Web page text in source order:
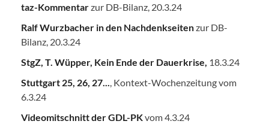
taz-Kommentarzur DB-Bilanz, 20.3.24
Ralf Wurzbacher in den Nachdenkseitenzur DB-
Bilanz, 20.3.24
StgZ, T. Wüpper, Kein Ende der Dauerkrise, 18.3.24
Stuttgart 25, 26, 27..., Kontext-Wochenzeitung vom
6.3.24
Videomitschnitt der GDL-PKvom 4.3.24